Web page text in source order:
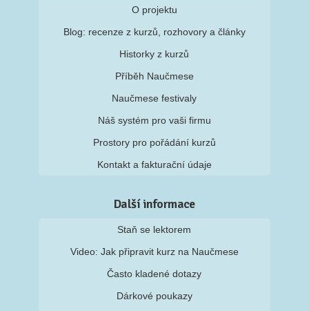
O projektu
Blog: recenze z kurzů, rozhovory a články
Historky z kurzů
Příběh Naučmese
Naučmese festivaly
Náš systém pro vaši firmu
Prostory pro pořádání kurzů
Kontakt a fakturační údaje
Další informace
Staň se lektorem
Video: Jak připravit kurz na Naučmese
Často kladené dotazy
Dárkové poukazy